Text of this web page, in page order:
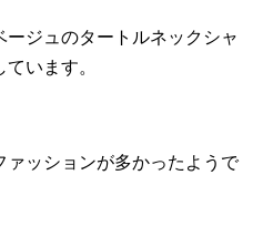
ジュのタートルネックシャ
います。
ッションが多かったようで